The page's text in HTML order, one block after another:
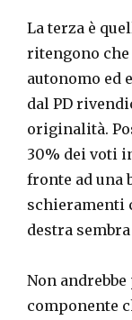
La terza è
ritengono
autonomo ed
dal PD
originalità.
30% dei voti
fronte ad una
schieramenti
destra
Non
componente